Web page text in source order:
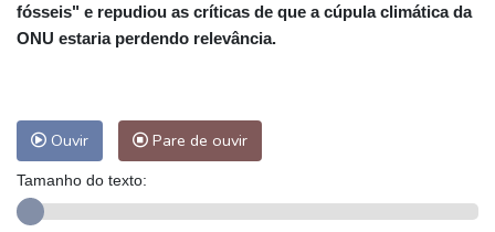
fósseis" e repudiou as críticas de que a cúpula climática da
ONU estaria perdendo relevância.
Ouvir Pare de ouvir
Tamanho do texto: